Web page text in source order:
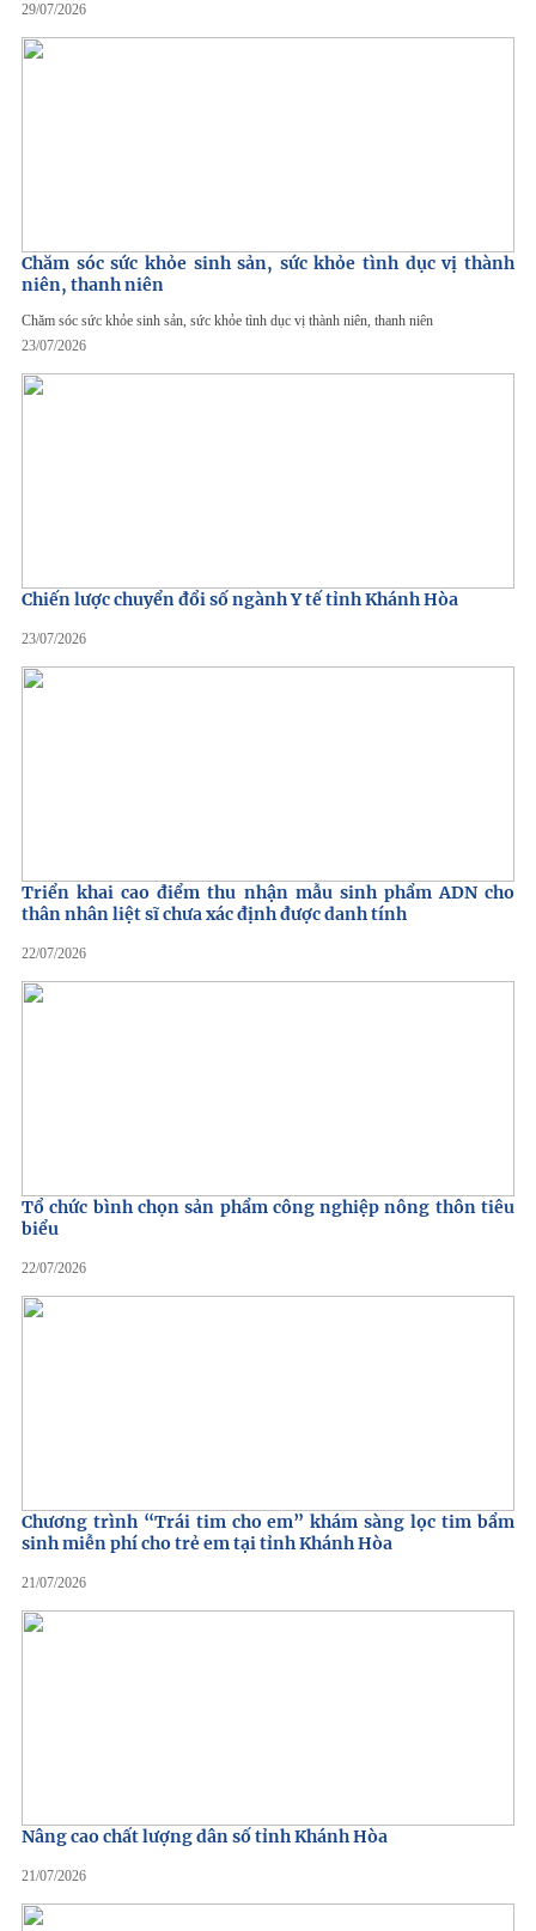
29/07/2026
Chăm sóc sức khỏe sinh sản, sức khỏe tình dục vị thành
niên, thanh niên
Chăm sóc sức khỏe sinh sản, sức khỏe tình dục vị thành niên, thanh niên
23/07/2026
Chiến lược chuyển đổi số ngành Y tế tỉnh Khánh Hòa
23/07/2026
Triển khai cao điểm thu nhận mẫu sinh phẩm ADN cho
thân nhân liệt sĩ chưa xác định được danh tính
22/07/2026
Tổ chức bình chọn sản phẩm công nghiệp nông thôn tiêu
biểu
22/07/2026
Chương trình “Trái tim cho em” khám sàng lọc tim bẩm
sinh miễn phí cho trẻ em tại tỉnh Khánh Hòa
21/07/2026
Nâng cao chất lượng dân số tỉnh Khánh Hòa
21/07/2026